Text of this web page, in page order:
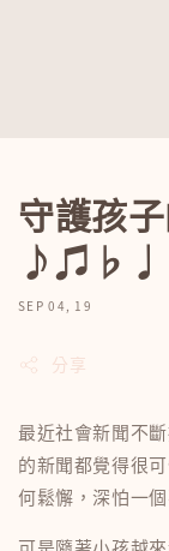
守護孩
♪♫♭♩
SEP 04, 19
分享
最近社會新聞不
的新聞都覺得很
何鬆懈，深怕一